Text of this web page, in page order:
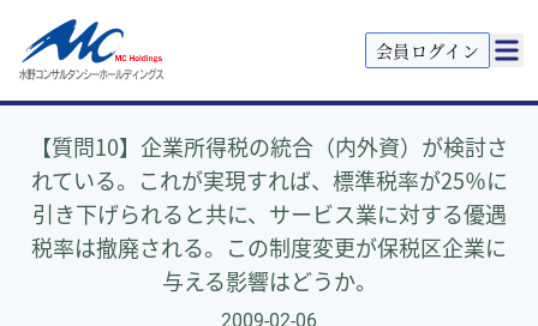
会員ログイン
【質問10】企業所得税の統合（内外資）が検討さ
れている。これが実現すれば、標準税率が25％に
引き下げられると共に、サービス業に対する優遇
税率は撤廃される。この制度変更が保税区企業に
与える影響はどうか。
2009-02-06